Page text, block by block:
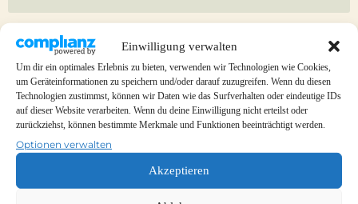
Einwilligung verwalten
Um dir ein optimales Erlebnis zu bieten, verwenden wir Technologien wie Cookies,
um Geräteinformationen zu speichern und/oder darauf zuzugreifen. Wenn du diesen
Technologien zustimmst, können wir Daten wie das Surfverhalten oder eindeutige IDs
auf dieser Website verarbeiten. Wenn du deine Einwilligung nicht erteilst oder
zurückziehst, können bestimmte Merkmale und Funktionen beeinträchtigt werden.
Optionen verwalten
Akzeptieren